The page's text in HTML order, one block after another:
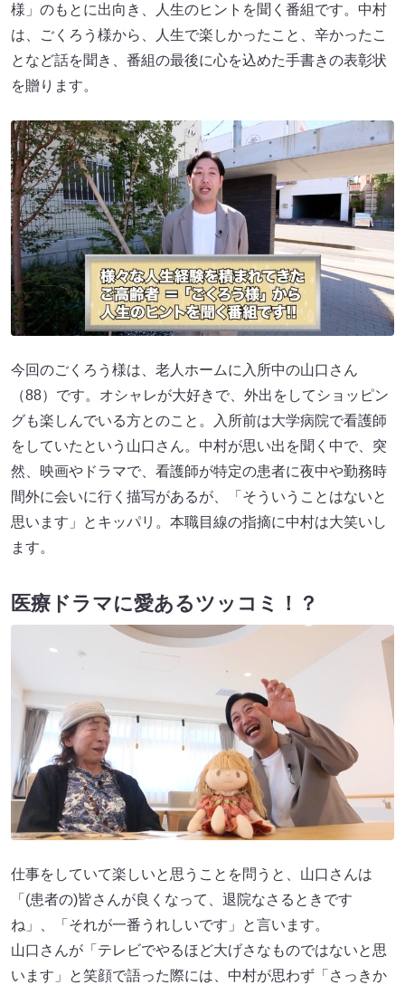
様」のもとに出向き、人生のヒントを聞く番組です。中村
は、ごくろう様から、人生で楽しかったこと、辛かったこ
となど話を聞き、番組の最後に心を込めた手書きの表彰状
を贈ります。
今回のごくろう様は、老人ホームに入所中の山口さん
（88）です。オシャレが大好きで、外出をしてショッピン
グも楽しんでいる方とのこと。入所前は大学病院で看護師
をしていたという山口さん。中村が思い出を聞く中で、突
然、映画やドラマで、看護師が特定の患者に夜中や勤務時
間外に会いに行く描写があるが、「そういうことはないと
思います」とキッパリ。本職目線の指摘に中村は大笑いし
ます。
医療ドラマに愛あるツッコミ！？
仕事をしていて楽しいと思うことを問うと、山口さんは
「(患者の)皆さんが良くなって、退院なさるときです
ね」、「それが一番うれしいです」と言います。
山口さんが「テレビでやるほど大げさなものではないと思
います」と笑顔で語った際には、中村が思わず「さっきか